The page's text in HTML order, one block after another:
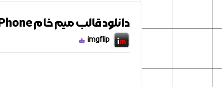
دانلود قالب میم خام Patrick Bateman Phone
imgflip